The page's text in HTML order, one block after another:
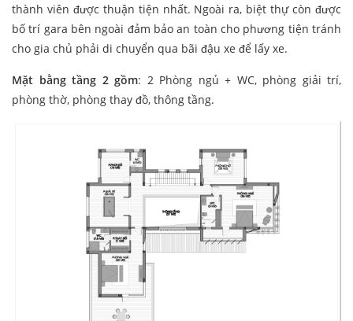
thành viên được thuận tiện nhất. Ngoài ra, biệt thự còn được
bố trí gara bên ngoài đảm bảo an toàn cho phương tiện tránh
cho gia chủ phải di chuyển qua bãi đậu xe để lấy xe.
Mặt bằng tầng 2 gồm: 2 Phòng ngủ + WC, phòng giải trí,
phòng thờ, phòng thay đồ, thông tầng.